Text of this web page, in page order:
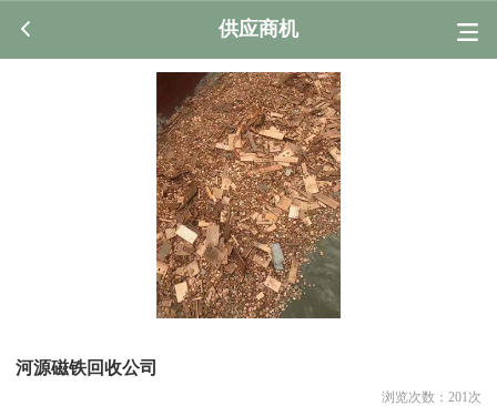
供应商机
河源磁铁回收公司
浏览次数： 201 次